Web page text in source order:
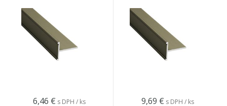
6,46 € s DPH / ks
9,69 € s DPH / ks